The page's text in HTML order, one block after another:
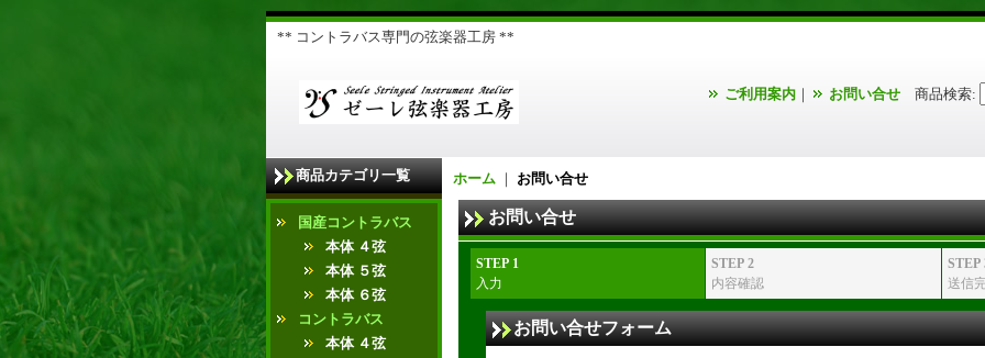
** コントラバス専門の弦楽器工房 **
ご利用案内 ｜ お問い合せ 商品検索:
商品カテゴリ一覧
国産コントラバス
本体 ４弦
本体 ５弦
本体 ６弦
コントラバス
本体 ４弦
ホーム ｜ お問い合せ
お問い合せ
STEP 1
入力
STEP 2
内容確認
STEP
送信
お問い合せフォーム